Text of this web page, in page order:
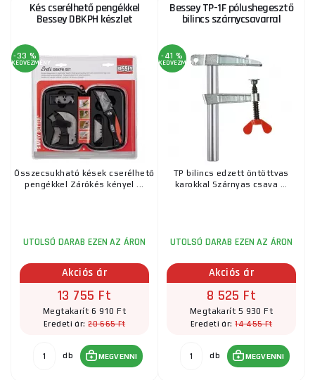
Kés cserélhető pengékkel
Bessey DBKPH készlet
-33 %
KEDVEZMÉNY
Összecsukható kések cserélhető
pengékkel Zárókés kényel ...
UTOLSÓ DARAB EZEN AZ ÁRON
Akciós ár
13 755 Ft
Megtakarít 6 910 Ft
Eredeti ár:20 665 Ft
db MEGVENNI
Bessey TP-1F pólushegesztő
bilincs szárnycsavarral
-41 %
KEDVEZMÉNY
TP bilincs edzett öntöttvas
karokkal Szárnyas csava ...
UTOLSÓ DARAB EZEN AZ ÁRON
Akciós ár
8 525 Ft
Megtakarít 5 930 Ft
Eredeti ár:14 455 Ft
db MEGVENNI